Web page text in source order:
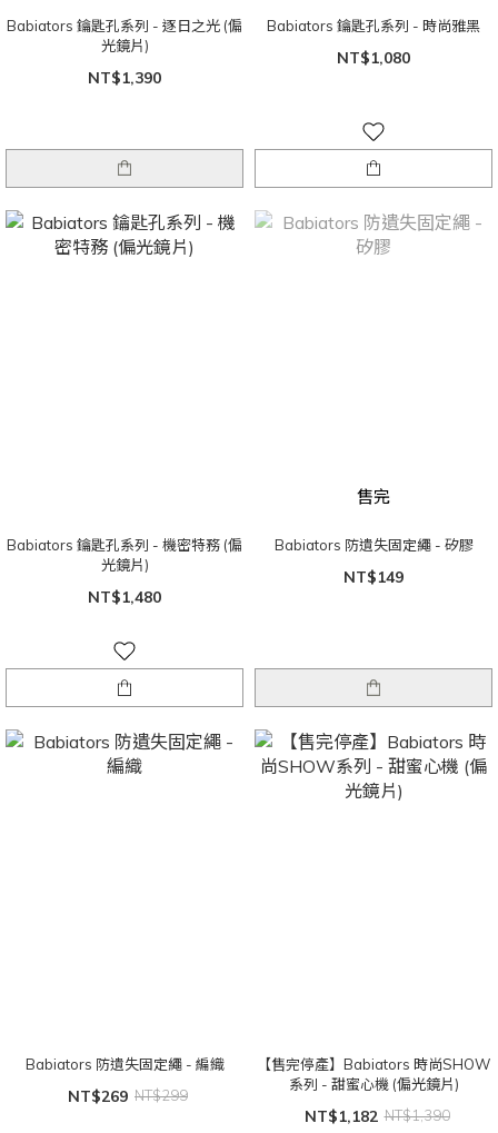
Babiators 鑰匙孔系列 - 逐日之光 (偏
光鏡片)
NT$1,390
Babiators 鑰匙孔系列 - 時尚雅黑
NT$1,080
Babiators 鑰匙孔系列 - 機密特務 (偏
光鏡片)
NT$1,480
售完
Babiators 防遺失固定繩 - 矽膠
NT$149
Babiators 防遺失固定繩 - 編織
NT$269 NT$299
【售完停產】Babiators 時尚SHOW
系列 - 甜蜜心機 (偏光鏡片)
NT$1,182 NT$1,390